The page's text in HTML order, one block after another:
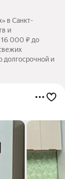
в Санкт-
и
16 000 ₽ до
долгосрочной и